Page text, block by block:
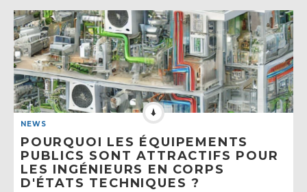
NEWS
POURQUOI LES ÉQUIPEMENTS
PUBLICS SONT ATTRACTIFS POUR
LES INGÉNIEURS EN CORPS
D'ÉTATS TECHNIQUES ?